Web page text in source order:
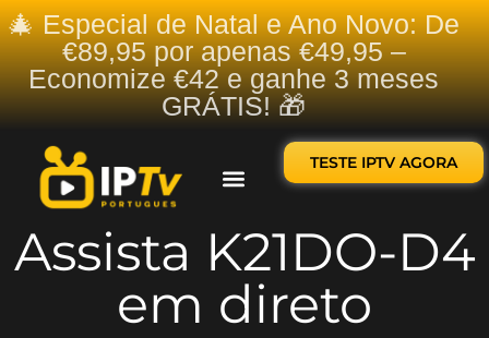
🎄 Especial de Natal e Ano Novo: De
€89,95 por apenas €49,95 –
Economize €42 e ganhe 3 meses
GRÁTIS! 🎁
TESTE IPTV AGORA
Assista K21DO-D4
em direto